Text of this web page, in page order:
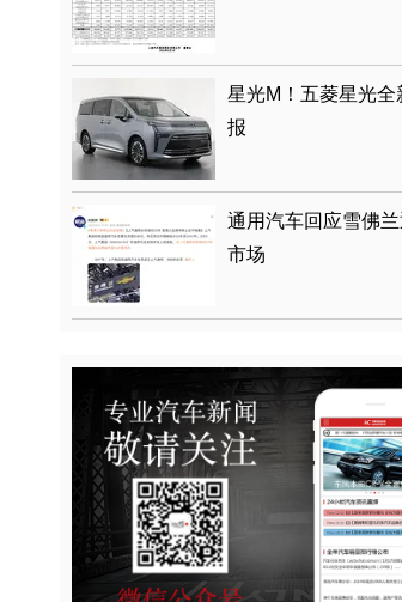
星光M！五菱星光全
报
通用汽车回应雪佛
市场